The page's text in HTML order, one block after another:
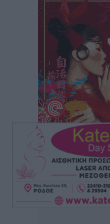
Άρης Αρχαγγέλου: Στο
πριν 4 ώρες
Φοίβος: Η μεγάλη
Αθλητικά• πριν 4 ώρες
Κλεάνθης: Έτοιμες οι
σεζόν
Αθλητικά πριν 4 ώρες
Ατρόμητος Διμυλιάς: Ο
αδιαπραγμάτευτη
Αθλητικά• πριν 5 ώρες